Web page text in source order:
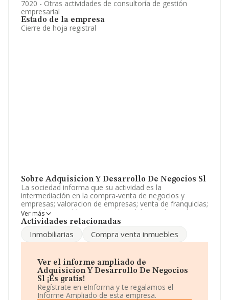
7020 - Otras actividades de consultoría de gestión
empresarial
Estado de la empresa
Cierre de hoja registral
Sobre Adquisicion Y Desarrollo De Negocios Sl
La sociedad informa que su actividad es la
intermediación en la compra-venta de negocios y
empresas; valoracion de empresas; venta de franquicias;
venta de inmuebles comerciales; elaborar planes de
negocios y formulas de franquicia; busqueda de socios
Mercantil como Sociedad Limitada. Su CNAE
corresponde a 7020 con código '%cnae%'. La sociedad
Sobre el rendimiento de la compañía en 2012, las
ventas han bajado un 36%.
La empresa españolaAdquisicion y Desarrollo de
Ver más
Actividades relacionadas
Inmobiliarias Compra venta inmuebles
Ver el informe ampliado de
Adquisicion Y Desarrollo De Negocios
Sl ¡Es gratis!
Regístrate en eInforma y te regalamos el
Informe Ampliado de esta empresa.